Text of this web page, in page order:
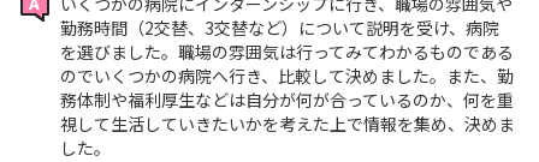
勤務時間（2交替、3交替など）について説明を受け、病院
を選びました。職場の雰囲気は行ってみてわかるものである
のでいくつかの病院へ行き、比較して決めました。また、勤
務体制や福利厚生などは自分が何が合っているのか、何を重
視して生活していきたいかを考えた上で情報を集め、決めま
した。